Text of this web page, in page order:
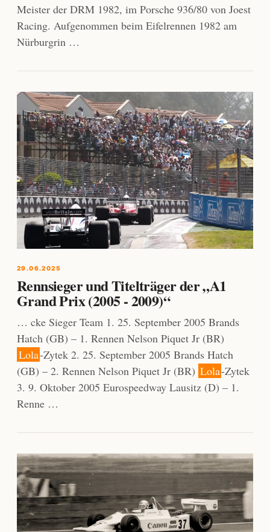
Meister der DRM 1982, im Porsche 936/80 von Joest
Racing. Aufgenommen beim Eifelrennen 1982 am
Nürburgrin …
29.06.2025
Rennsieger und Titelträger der „A1
Grand Prix (2005 - 2009)“
… cke Sieger Team 1. 25. September 2005 Brands
Hatch (GB) – 1. Rennen Nelson Piquet Jr (BR)
Lola-Zytek 2. 25. September 2005 Brands Hatch
(GB) – 2. Rennen Nelson Piquet Jr (BR) Lola-Zytek
3. 9. Oktober 2005 Eurospeedway Lausitz (D) – 1.
Renne …